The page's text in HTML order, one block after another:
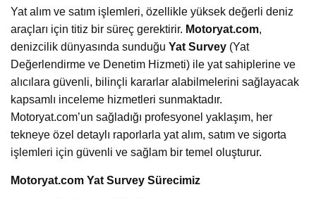
Yat alım ve satım işlemleri, özellikle yüksek değerli deniz
araçları için titiz bir süreç gerektirir. Motoryat.com,
denizcilik dünyasında sunduğu Yat Survey (Yat
Değerlendirme ve Denetim Hizmeti) ile yat sahiplerine ve
alıcılara güvenli, bilinçli kararlar alabilmelerini sağlayacak
kapsamlı inceleme hizmetleri sunmaktadır.
Motoryat.com’un sağladığı profesyonel yaklaşım, her
tekneye özel detaylı raporlarla yat alım, satım ve sigorta
işlemleri için güvenli ve sağlam bir temel oluşturur.
Motoryat.com Yat Survey Sürecimiz